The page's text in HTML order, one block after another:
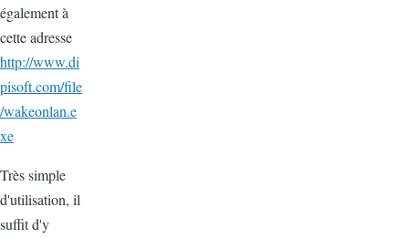
également à
cette adresse
http://www.di
pisoft.com/file
/wakeonlan.e
xe
Très simple
d'utilisation, il
suffit d'y